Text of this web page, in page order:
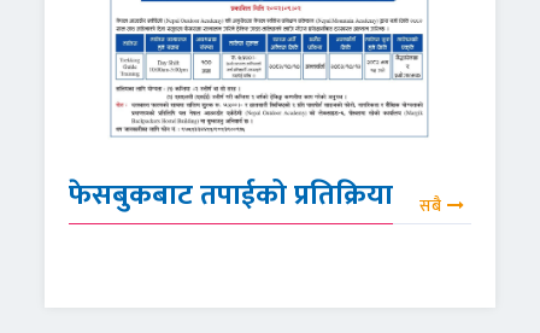
फेसबुकबाट तपाईको प्रतिक्रिया सबै